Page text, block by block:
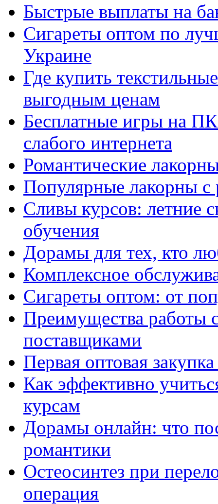
Быстрые выплаты на
Сигареты оптом по
Украине
Где купить
выгодным ценам
Бесплатные игры на
слабого интернета
Романтические
Популярные лакорны с
Сливы курсов: летние
обучения
Дорамы для тех, кто
Комплексное
Сигареты оптом: от
Преимущества работы
поставщиками
Первая оптовая
Как эффективно
курсам
Дорамы онлайн: что
романтики
Остеосинтез при
операция